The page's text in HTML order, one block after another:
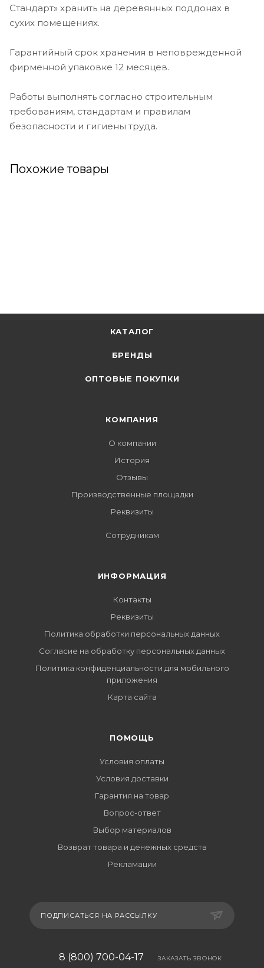
Стандарт» хранить на деревянных поддонах в
сухих помещениях.
Гарантийный срок хранения в неповрежденной
фирменной упаковке 12 месяцев.
Работы выполнять согласно строительным
требованиям, стандартам и правилам
безопасности и гигиены труда.
Похожие товары
КАТАЛОГ
БРЕНДЫ
ОПТОВЫЕ ПОКУПКИ
КОМПАНИЯ
О компании
История
Отзывы
Производственные площадки
Реквизиты
Сотрудникам
ИНФОРМАЦИЯ
Контакты
Реквизиты
Политика обработки персональных данных
Согласие на обработку персональных данных
Политика конфиденциальности для мобильного
приложения
Карта сайта
ПОМОЩЬ
Условия оплаты
Условия доставки
Гарантия на товар
Вопрос-ответ
Выбор материалов
Возврат товара и денежных средств
Рекламации
ПОДПИСАТЬСЯ НА РАССЫЛКУ
8 (800) 700-04-17 ЗАКАЗАТЬ ЗВОНОК